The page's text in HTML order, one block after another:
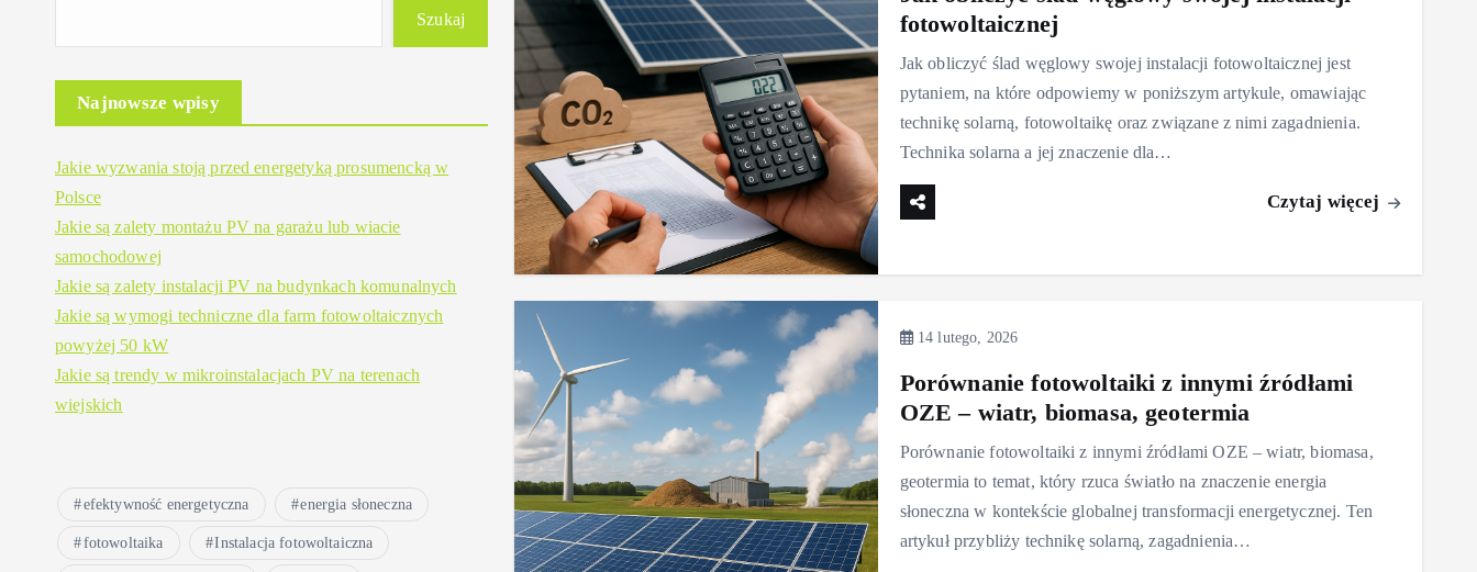
Szukaj
Najnowsze wpisy
Jakie wyzwania stoją przed energetyką prosumencką w
Polsce
Jakie są zalety montażu PV na garażu lub wiacie
samochodowej
Jakie są zalety instalacji PV na budynkach komunalnych
Jakie są wymogi techniczne dla farm fotowoltaicznych
powyżej 50 kW
Jakie są trendy w mikroinstalacjach PV na terenach
wiejskich
efektywność energetyczna energia słoneczna
fotowoltaika Instalacja fotowoltaiczna
fotowoltaicznej
Jak obliczyć ślad węglowy swojej instalacji fotowoltaicznej jest
pytaniem, na które odpowiemy w poniższym artykule, omawiając
technikę solarną, fotowoltaikę oraz związane z nimi zagadnienia.
Technika solarna a jej znaczenie dla…
Czytaj więcej
14 lutego, 2026
Porównanie fotowoltaiki z innymi źródłami
OZE – wiatr, biomasa, geotermia
Porównanie fotowoltaiki z innymi źródłami OZE – wiatr, biomasa,
geotermia to temat, który rzuca światło na znaczenie energia
słoneczna w kontekście globalnej transformacji energetycznej. Ten
artykuł przybliży technikę solarną, zagadnienia…